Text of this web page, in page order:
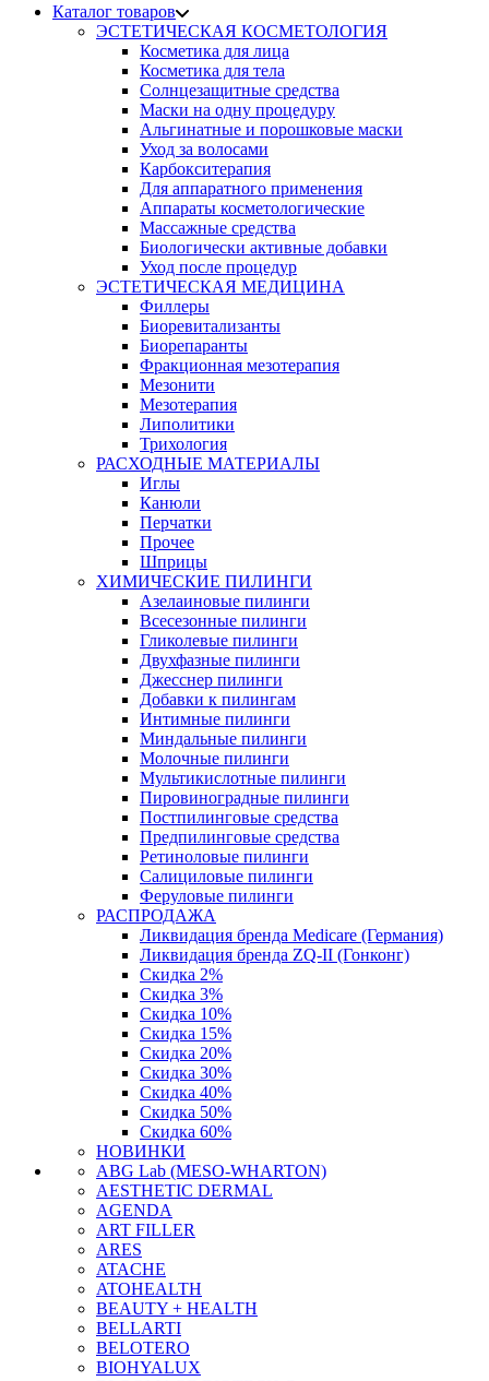
Каталог товаров
ЭСТЕТИЧЕСКАЯ КОСМЕТОЛОГИЯ
Косметика для лица
Косметика для тела
Солнцезащитные средства
Маски на одну процедуру
Альгинатные и порошковые маски
Уход за волосами
Карбокситерапия
Для аппаратного применения
Аппараты косметологические
Массажные средства
Биологически активные добавки
Уход после процедур
ЭСТЕТИЧЕСКАЯ МЕДИЦИНА
Филлеры
Биоревитализанты
Биорепаранты
Фракционная мезотерапия
Мезонити
Мезотерапия
Липолитики
Трихология
РАСХОДНЫЕ МАТЕРИАЛЫ
Иглы
Канюли
Перчатки
Прочее
Шприцы
ХИМИЧЕСКИЕ ПИЛИНГИ
Азелаиновые пилинги
Всесезонные пилинги
Гликолевые пилинги
Двухфазные пилинги
Джесснер пилинги
Добавки к пилингам
Интимные пилинги
Миндальные пилинги
Молочные пилинги
Мультикислотные пилинги
Пировиноградные пилинги
Постпилинговые средства
Предпилинговые средства
Ретиноловые пилинги
Салициловые пилинги
Феруловые пилинги
РАСПРОДАЖА
Ликвидация бренда Medicare (Германия)
Ликвидация бренда ZQ-II (Гонконг)
Скидка 2%
Скидка 3%
Скидка 10%
Скидка 15%
Скидка 20%
Скидка 30%
Скидка 40%
Скидка 50%
Скидка 60%
НОВИНКИ
ABG Lab (MESO-WHARTON)
AESTHETIC DERMAL
AGENDA
ART FILLER
ARES
ATACHE
ATOHEALTH
BEAUTY + HEALTH
BELLARTI
BELOTERO
BIOHYALUX